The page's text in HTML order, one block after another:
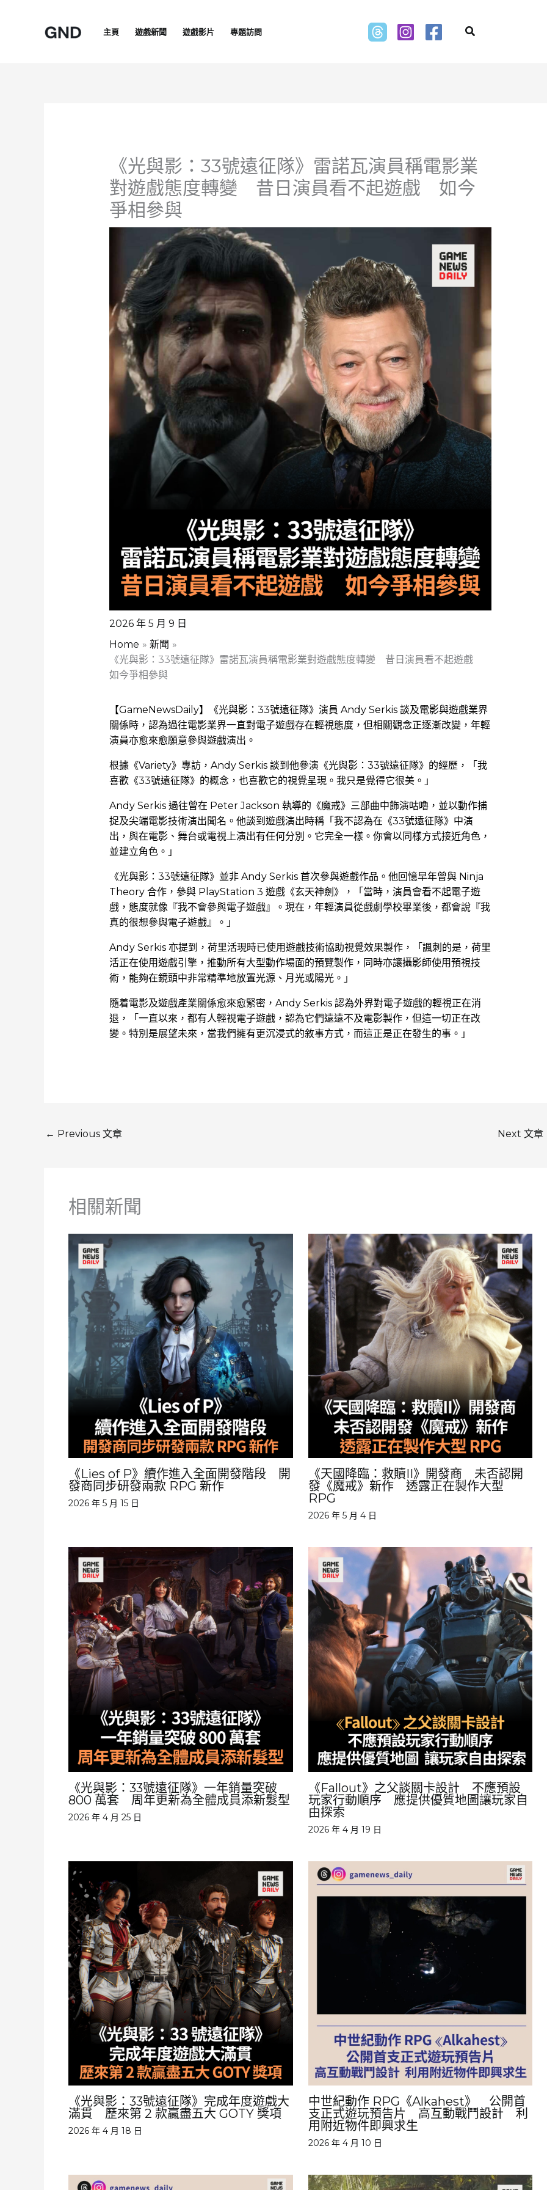
主頁 遊戲新聞 遊戲影片 專題訪問 Search
《光與影：33號遠征隊》雷諾瓦演員稱電影業
對遊戲態度轉變 昔日演員看不起遊戲 如今
爭相參與
2026 年 5 月 9 日
Home
新聞
《光與影：33號遠征隊》雷諾瓦演員稱電影業對遊戲態度轉變 昔日演員看不起遊戲
如今爭相參與
【GameNewsDaily】《光與影：33號遠征隊》演員 Andy Serkis 談及電影與遊戲業界
關係時，認為過往電影業界一直對電子遊戲存在輕視態度，但相關觀念正逐漸改變，年輕
演員亦愈來愈願意參與遊戲演出。
根據《Variety》專訪，Andy Serkis 談到他參演《光與影：33號遠征隊》的經歷，「我
喜歡《33號遠征隊》的概念，也喜歡它的視覺呈現。我只是覺得它很美。」
Andy Serkis 過往曾在 Peter Jackson 執導的《魔戒》三部曲中飾演咕嚕，並以動作捕
捉及尖端電影技術演出聞名。他談到遊戲演出時稱「我不認為在《33號遠征隊》中演
出，與在電影、舞台或電視上演出有任何分別。它完全一樣。你會以同樣方式接近角色，
並建立角色。」
《光與影：33號遠征隊》並非 Andy Serkis 首次參與遊戲作品。他回憶早年曾與 Ninja
Theory 合作，參與 PlayStation 3 遊戲《玄天神劍》，「當時，演員會看不起電子遊
戲，態度就像『我不會參與電子遊戲』。現在，年輕演員從戲劇學校畢業後，都會說『我
真的很想參與電子遊戲』。」
Andy Serkis 亦提到，荷里活現時已使用遊戲技術協助視覺效果製作，「諷刺的是，荷里
活正在使用遊戲引擎，推動所有大型動作場面的預覽製作，同時亦讓攝影師使用預視技
術，能夠在鏡頭中非常精準地放置光源、月光或陽光。」
隨着電影及遊戲產業關係愈來愈緊密，Andy Serkis 認為外界對電子遊戲的輕視正在消
退，「一直以來，都有人輕視電子遊戲，認為它們遠遠不及電影製作，但這一切正在改
變。特別是展望未來，當我們擁有更沉浸式的敘事方式，而這正是正在發生的事。」
← Previous 文章 Next 文章
相關新聞
《Lies of P》續作進入全面開發階段 開
發商同步研發兩款 RPG 新作
2026 年 5 月 15 日
《天國降臨：救贖II》開發商 未否認開
發《魔戒》新作 透露正在製作大型
RPG
2026 年 5 月 4 日
《光與影：33號遠征隊》一年銷量突破
800 萬套 周年更新為全體成員添新髮型
2026 年 4 月 25 日
《Fallout》之父談關卡設計 不應預設
玩家行動順序 應提供優質地圖讓玩家自
由探索
2026 年 4 月 19 日
《光與影：33號遠征隊》完成年度遊戲大
滿貫 歷來第 2 款贏盡五大 GOTY 獎項
2026 年 4 月 18 日
中世紀動作 RPG《Alkahest》 公開首
支正式遊玩預告片 高互動戰鬥設計 利
用附近物件即興求生
2026 年 4 月 10 日